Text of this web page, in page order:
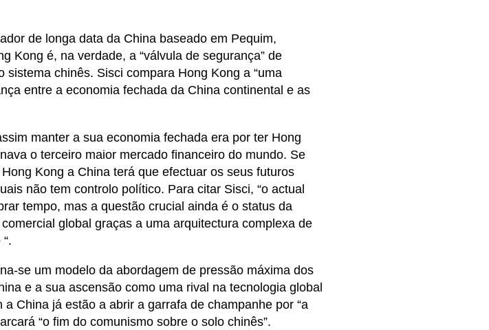
de longa data da China baseado em Pequim,
Kong é, na verdade, a “válvula de segurança” de
chinês. Sisci compara Hong Kong a “uma
entre a economia fechada da China continental e as
manter a sua economia fechada era por ter Hong
o terceiro maior mercado financeiro do mundo. Se
Kong a China terá que efectuar os seus futuros
não tem controlo político. Para citar Sisci, “o actual
tempo, mas a questão crucial ainda é o status da
global graças a uma arquitectura complexa de
se um modelo da abordagem de pressão máxima dos
e a sua ascensão como uma rival na tecnologia global
China já estão a abrir a garrafa de champanhe por “a
“o fim do comunismo sobre o solo chinês”.